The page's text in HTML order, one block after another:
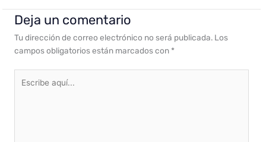
Deja un comentario
Tu dirección de correo electrónico no será publicada. Los
campos obligatorios están marcados con *
aquí...